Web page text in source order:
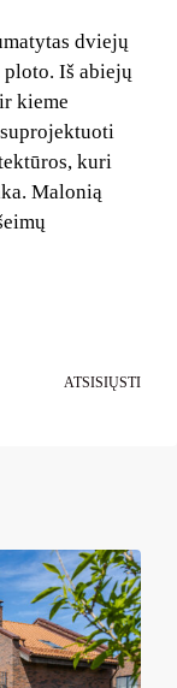
dviejų
Iš abiejų
kieme
kuri
Malonią
ATSISIŲSTI